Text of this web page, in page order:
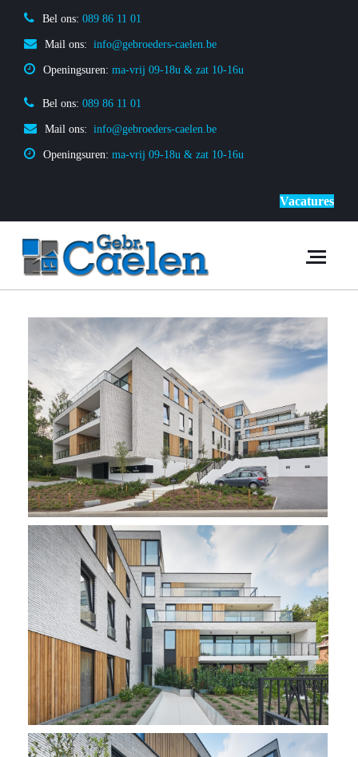
Bel ons: 089 86 11 01
Mail ons: info@gebroeders-caelen.be
Openingsuren: ma-vrij 09-18u & zat 10-16u
Bel ons: 089 86 11 01
Mail ons: info@gebroeders-caelen.be
Openingsuren: ma-vrij 09-18u & zat 10-16u
Vacatures